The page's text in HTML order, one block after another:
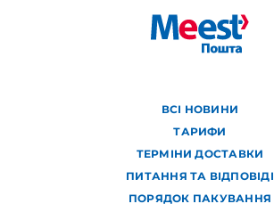
ВСІ НОВИНИ
ТАРИФИ
ТЕРМІНИ ДОСТАВКИ
ПИТАННЯ ТА ВІДПОВІДІ
ПОРЯДОК ПАКУВАННЯ